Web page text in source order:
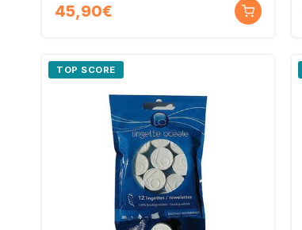
45,90€
TOP SCORE